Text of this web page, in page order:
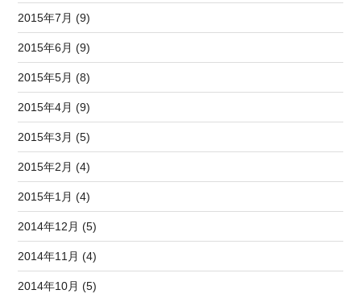
2015年7月 (9)
2015年6月 (9)
2015年5月 (8)
2015年4月 (9)
2015年3月 (5)
2015年2月 (4)
2015年1月 (4)
2014年12月 (5)
2014年11月 (4)
2014年10月 (5)